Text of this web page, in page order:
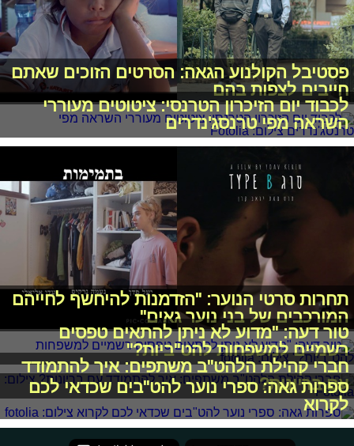
פסטיבל הקולנוע הגאה: הסרטים הזוכים שאתם
חייבים לצפות בהם
לכבוד יום הזיכרון הטרנסי: ציטוטים מעוררי
השראה מפי טרנסג'נדרים
תחרות סרטי הנוער: "הזדמנות להיחשף לחייהם
המורכבים של בני נוער גאים"
טור דעה: "מדוע לא ניתן להתאים טפסים
רשמיים למשפחות להט"ביות?"
חברי קהילת הלהט"ב משתפים: איך להתמודד
עם בריונות?
ספרות גאה: ספרי נוער להט"בים שכדאי לכם
לקרוא